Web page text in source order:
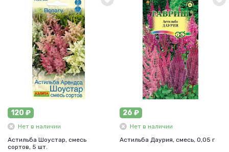
120 ₽
Нет в наличии
Астильба Шоустар, смесь
сортов, 5 шт.
26 ₽
Нет в наличии
Астильба Даурия, смесь, 0,05 г